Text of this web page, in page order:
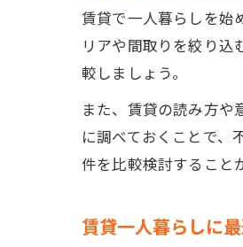
賃貸で一人暮らしを始
リアや間取りを絞り込
較しましょう。
また、賃貸の読み方や
に調べておくことで、
件を比較検討すること
賃貸一人暮らしに